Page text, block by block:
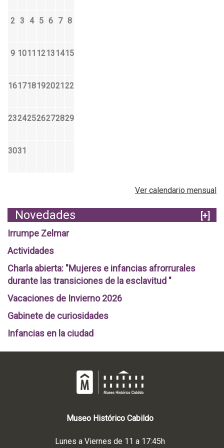
2 3 4 5 6 7 8
9 1011 12131415
16171819202122
23242526272829
3031
Ver calendario mensual
Novedades
[+]
Irrumpe Zelmar
Actividades
Charla abierta: "Mujeres e infancias afrorrurales
durante las transiciones de la esclavitud "
Vacaciones de Invierno 2026
Gabinete de curiosidades
Infancias en la ciudad
Museo Histórico Cabildo
Lunes a Viernes de 11 a 17:45h